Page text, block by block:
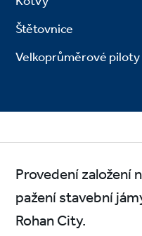
Štětovnice
Velkoprůměrové
Provedení založení
pažení stavební
Rohan City.